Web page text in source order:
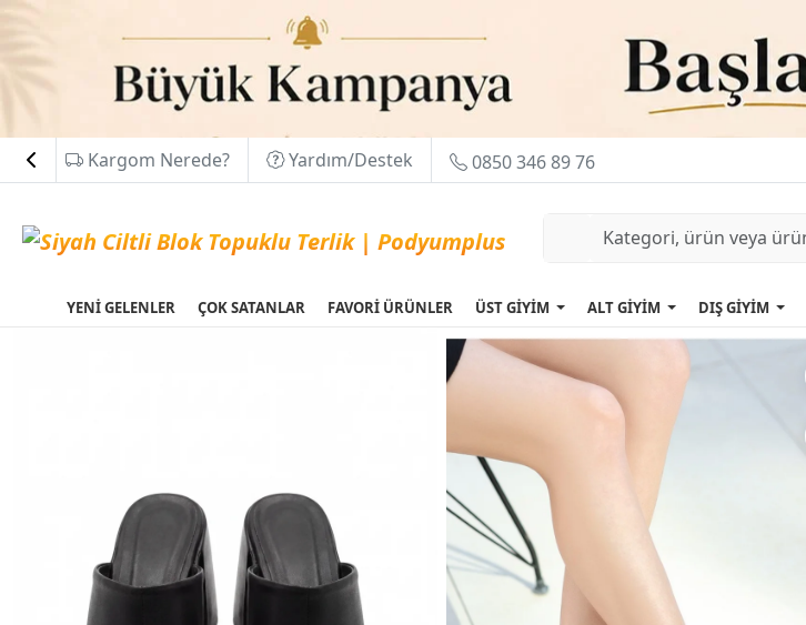
Kargom Nerede? Yardım/Destek 0850 346 89 76
YENİ GELENLER ÇOK SATANLAR FAVORİ ÜRÜNLER ÜST GİYİM ALT GİYİM DIŞ GİYİM